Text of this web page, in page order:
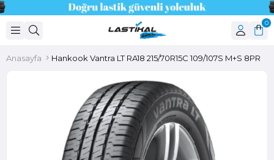
0
Anasayfa Hankook Vantra LT RA18 215/70R15C 109/107S M+S 8PR